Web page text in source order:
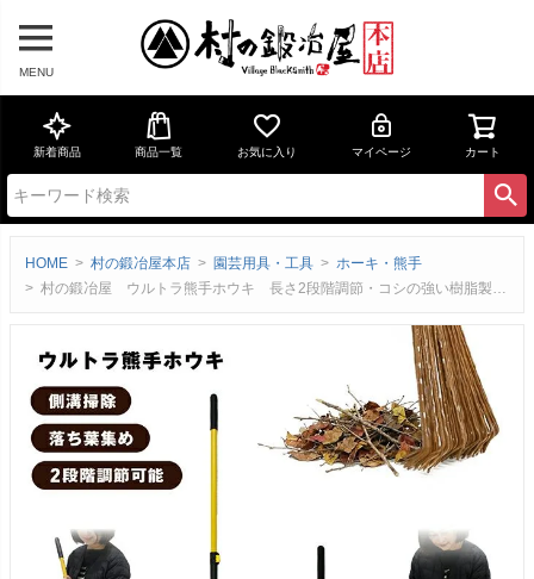
MENU
新着商品 商品一覧 お気に入り マイページ カート
HOME 村の鍛冶屋本店 園芸用具・工具
ホーキ・熊手
村の鍛冶屋 ウルトラ熊手ホウキ 長さ2段階調節・コシの強い樹脂製の穂 落ち葉・側溝 屋外掃除に！ ULT-76093【頑張って送料無料！】